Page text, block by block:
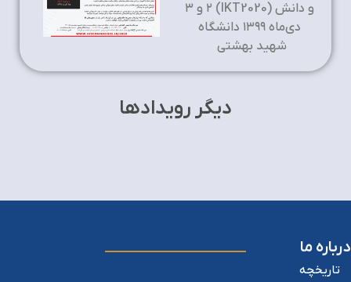
و دانش (IKT2020) ۲ و ۳
دی‌ماه ۱۳۹۹ دانشگاه
شهید بهشتی
دیگر رویدادها
درباره ما
تاریخچه